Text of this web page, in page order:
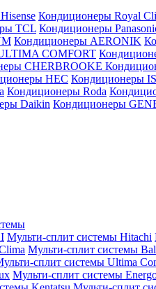
Кондиционеры Royal
TCL Кондиционеры
Кондиционеры AERONIK
COMFORT
CHERBROOKE
HEC Кондиционеры
Кондиционеры Roda
Daikin Кондиционеры
Мульти-сплит системы Hitachi
Мульти-сплит системы
сплит системы Ultima
Мульти-сплит системы